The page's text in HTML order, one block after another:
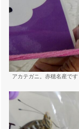
アカテガニ。赤穂名産です